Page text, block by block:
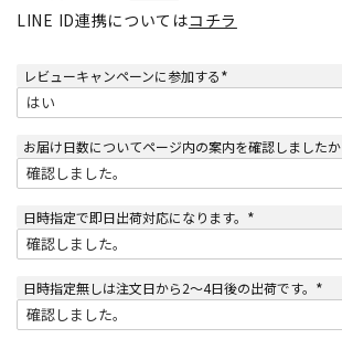
LINE ID連携についてはコチラ
レビューキャンペーンに参加する
(
須
お届け日数についてページ内の案内を確認しましたか
日時指定で即日出荷対応になります。
(
須
日時指定無しは注文日から2～4日後の出荷です。
(
須